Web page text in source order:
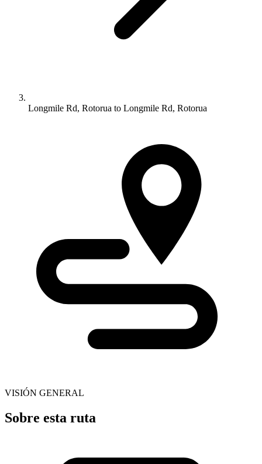
Longmile Rd, Rotorua to Longmile Rd, Rotorua
VISIÓN GENERAL
Sobre esta ruta